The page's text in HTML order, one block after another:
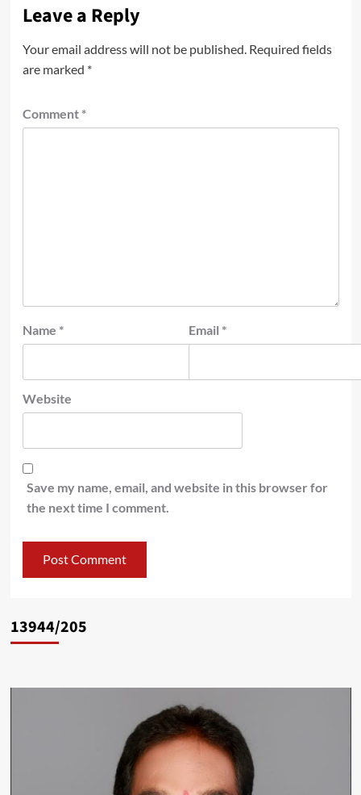
Leave a Reply
Your email address will not be published. Required fields
are marked *
Comment *
Name * Email *
Website
Save my name, email, and website in this browser for
the next time I comment.
13944/205